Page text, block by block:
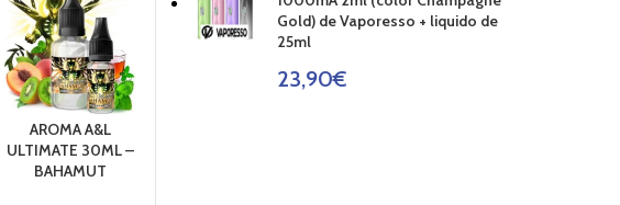
AROMA A&L
ULTIMATE 30ML –
BAHAMUT
AGOT
ADO
Gold) de Vaporesso + liquido de
25ml
23,90€